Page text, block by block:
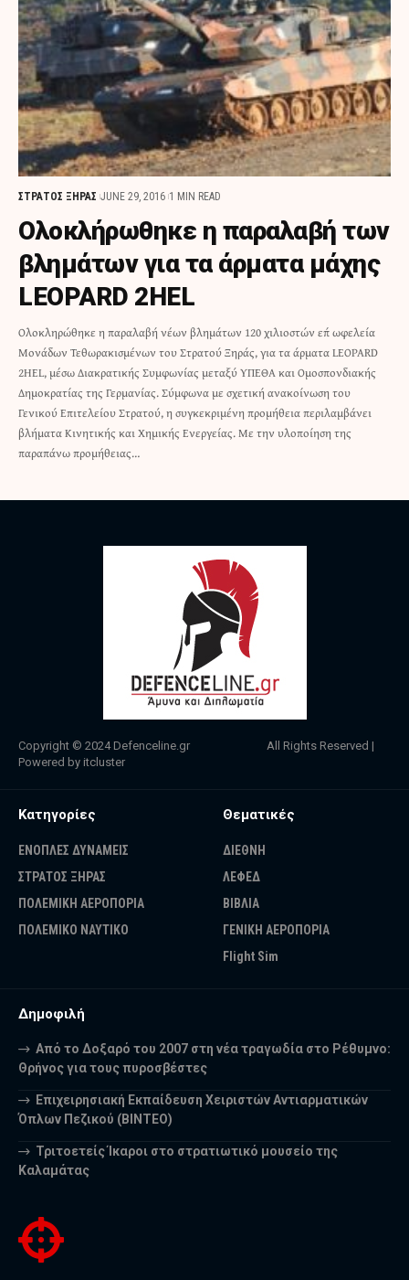
ΣΤΡΑΤΟΣ ΞΗΡΑΣ JUNE 29, 2016 1 MIN READ
Ολοκλήρωθηκε η παραλαβή των
βλημάτων για τα άρματα μάχης
LEOPARD 2HEL
Ολοκληρώθηκε η παραλαβή νέων βλημάτων 120 χιλιοστών επ΄ ωφελεία
Μονάδων Τεθωρακισμένων του Στρατού Ξηράς, για τα άρματα LEOPARD
2ΗEL, μέσω Διακρατικής Συμφωνίας μεταξύ ΥΠΕΘΑ και Ομοσπονδιακής
Δημοκρατίας της Γερμανίας. Σύμφωνα με σχετική ανακοίνωση του
Γενικού Επιτελείου Στρατού, η συγκεκριμένη προμήθεια περιλαμβάνει
βλήματα Κινητικής και Χημικής Ενεργείας. Με την υλοποίηση της
παραπάνω προμήθειας…
Copyright © 2024 Defenceline.gr All Rights Reserved |
Powered by itcluster
Κατηγορίες
ΕΝΟΠΛΕΣ ΔΥΝΑΜΕΙΣ
ΣΤΡΑΤΟΣ ΞΗΡΑΣ
ΠΟΛΕΜΙΚΗ ΑΕΡΟΠΟΡΙΑ
ΠΟΛΕΜΙΚΟ ΝΑΥΤΙΚΟ
Θεματικές
ΔΙΕΘΝΗ
ΛΕΦΕΔ
ΒΙΒΛΙΑ
ΓΕΝΙΚΗ ΑΕΡΟΠΟΡΙΑ
Flight Sim
Δημοφιλή
Από το Δοξαρό του 2007 στη νέα τραγωδία στο Ρέθυμνο:
Θρήνος για τους πυροσβέστες
Επιχειρησιακή Εκπαίδευση Χειριστών Αντιαρματικών
Όπλων Πεζικού (ΒΙΝΤΕΟ)
Τριτοετείς Ίκαροι στο στρατιωτικό μουσείο της
Καλαμάτας